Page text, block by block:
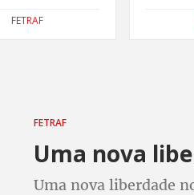
FETRAF
FETRAF
Uma nova
Uma nova liberdade